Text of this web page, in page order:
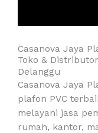
Casanova Jaya
Toko &
Delanggu
Casanova Jaya
plafon PVC
melayani jasa
rumah, kantor,